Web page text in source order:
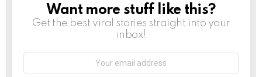
NEWSLETTER
Want more stuff like this?
Get the best viral stories straight into your
inbox!